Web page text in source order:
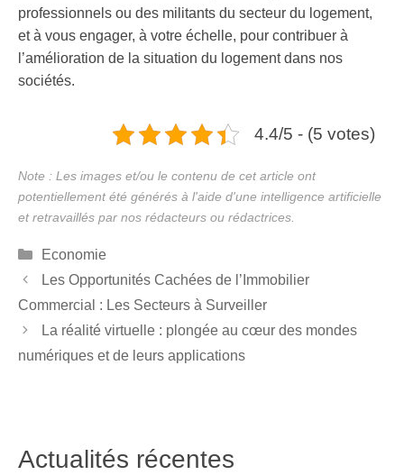
professionnels ou des militants du secteur du logement,
et à vous engager, à votre échelle, pour contribuer à
l’amélioration de la situation du logement dans nos
sociétés.
4.4/5 - (5 votes)
Catégories
Economie
Les Opportunités Cachées de l’Immobilier
Commercial : Les Secteurs à Surveiller
La réalité virtuelle : plongée au cœur des mondes
numériques et de leurs applications
Actualités récentes